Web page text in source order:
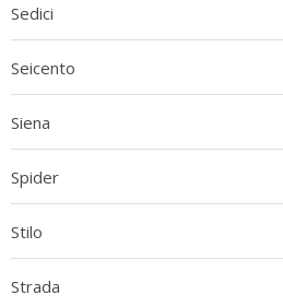
Sedici
Seicento
Siena
Spider
Stilo
Strada